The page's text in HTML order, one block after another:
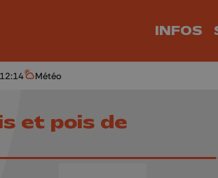
INFOS
Météo
Météo
et pois de